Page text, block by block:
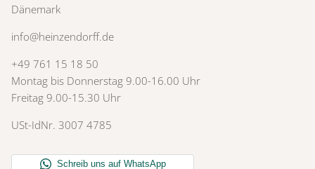
Dänemark
info@heinzendorff.de
+49 761 15 18 50
Montag bis Donnerstag 9.00-16.00 Uhr
Freitag 9.00-15.30 Uhr
USt-IdNr. 3007 4785